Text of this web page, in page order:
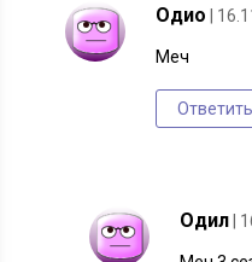
Одио |
Меч
Ответить
Одил |